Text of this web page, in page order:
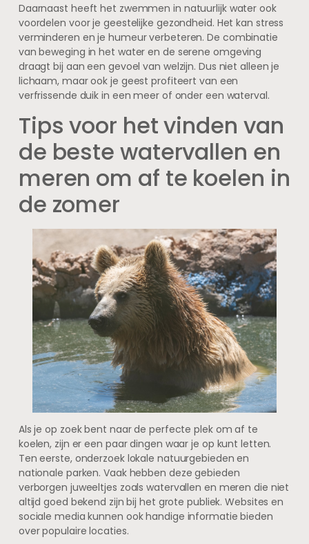
Daarnaast heeft het zwemmen in natuurlijk water ook
voordelen voor je geestelijke gezondheid. Het kan stress
verminderen en je humeur verbeteren. De combinatie
van beweging in het water en de serene omgeving
draagt bij aan een gevoel van welzijn. Dus niet alleen je
lichaam, maar ook je geest profiteert van een
verfrissende duik in een meer of onder een waterval.
Tips voor het vinden van
de beste watervallen en
meren om af te koelen in
de zomer
Als je op zoek bent naar de perfecte plek om af te
koelen, zijn er een paar dingen waar je op kunt letten.
Ten eerste, onderzoek lokale natuurgebieden en
nationale parken. Vaak hebben deze gebieden
verborgen juweeltjes zoals watervallen en meren die niet
altijd goed bekend zijn bij het grote publiek. Websites en
sociale media kunnen ook handige informatie bieden
over populaire locaties.